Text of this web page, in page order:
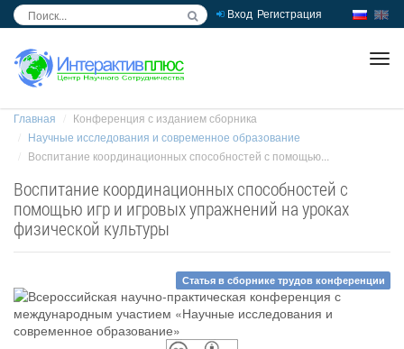
Вход Регистрация
Главная
Конференция с изданием сборника
Научные исследования и современное образование
Воспитание координационных способностей с помощью...
Воспитание координационных способностей с
помощью игр и игровых упражнений на уроках
физической культуры
Статья в сборнике трудов конференции